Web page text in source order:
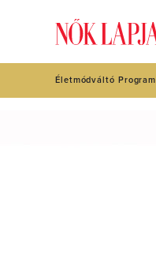
Életmódváltó Program